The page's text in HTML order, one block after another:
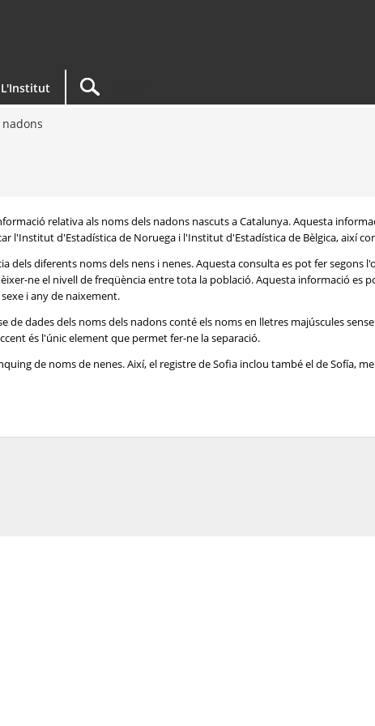
L'Institut
relativa als noms dels nadons nascuts a Catalunya. Aquesta
l'Institut d'Estadística de Noruega i l'Institut d'Estadística de Bèlgica, així
dels diferents noms dels nens i nenes. Aquesta consulta es pot fer segons
ne el nivell de freqüència entre tota la població. Aquesta informació es
i any de naixement.
dades dels noms dels nadons conté els noms en lletres majúscules
és l'únic element que permet fer-ne la separació.
de noms de nenes. Així, el registre de Sofia inclou també el de Sofía,